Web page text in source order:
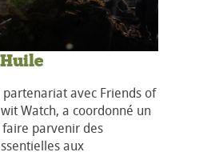
avec Friends of
Watch, a coordonné un
parvenir des
aux